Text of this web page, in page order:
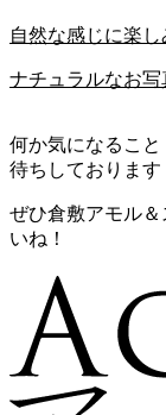
自然な感じに楽
ナチュラルなお
何か気になるこ
待ちしております
ぜひ倉敷アモル
いね！